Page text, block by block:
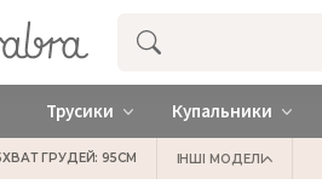
Купити нижню жіночу
Трусики Купальники
ГРУДЕЙ: 95СМ ІНШІ МОДЕЛІ